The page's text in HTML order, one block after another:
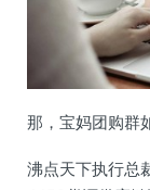
那，宝妈团购群
沸点天下执行总